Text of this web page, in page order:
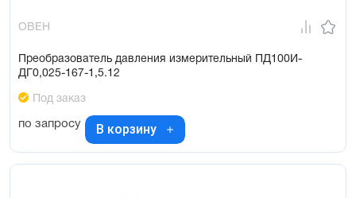
ОВЕН
Преобразователь давления измерительный ПД100И-
ДГ0,025-167-1,5.12
Под заказ
по запросу В корзину